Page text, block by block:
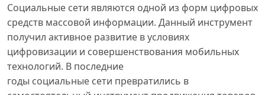
Социальные сети являются одной из форм цифровых
средств массовой информации. Данный инструмент
получил активное развитие в условиях
цифровизации и совершенствования мобильных
технологий. В последние
годы социальные сети превратились в